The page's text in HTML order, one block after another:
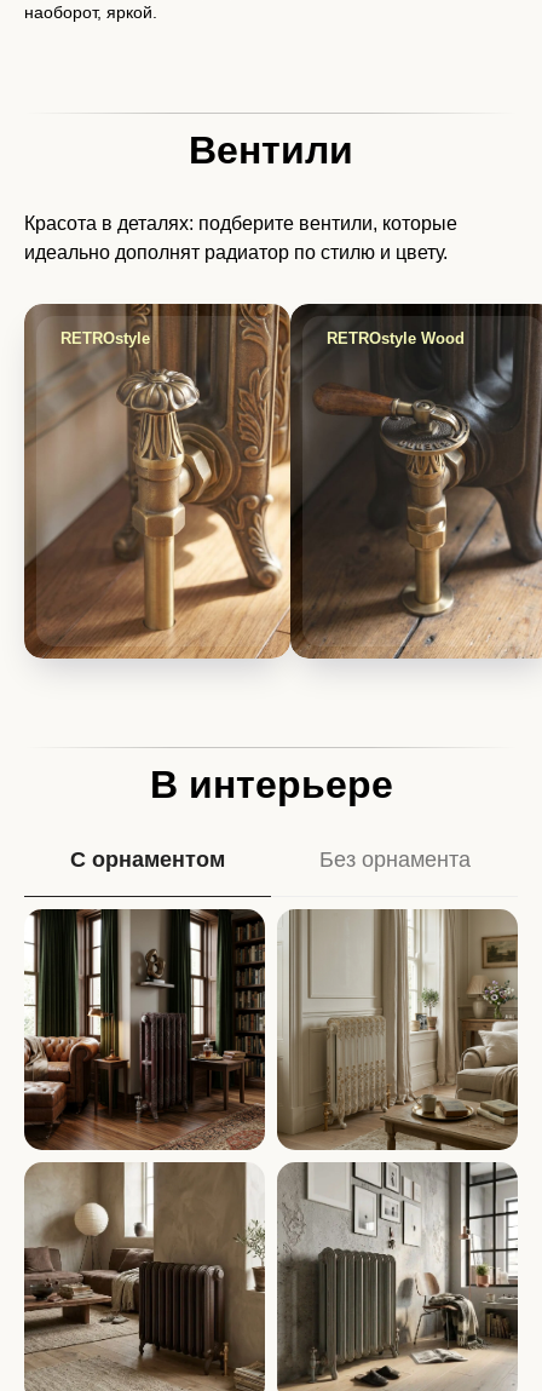
наоборот, яркой.
Вентили
Красота в деталях: подберите вентили, которые
идеально дополнят радиатор по стилю и цвету.
RETROstyle RETROstyle Wood
В интерьере
С орнаментом Без орнамента